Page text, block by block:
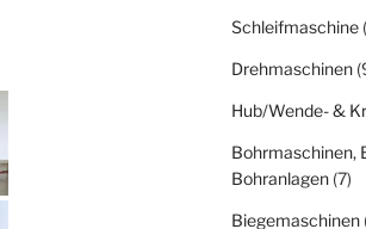
Schleifmaschine
Drehmaschinen
Hub/Wende- &
Bohrmaschinen,
Bohranlagen(7)
Biegemaschinen